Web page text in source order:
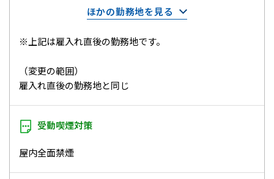
ほかの勤務地を見る
※上記は雇入れ直後の勤務地です。
（変更の範囲）
雇入れ直後の勤務地と同じ
受動喫煙対策
屋内全面禁煙